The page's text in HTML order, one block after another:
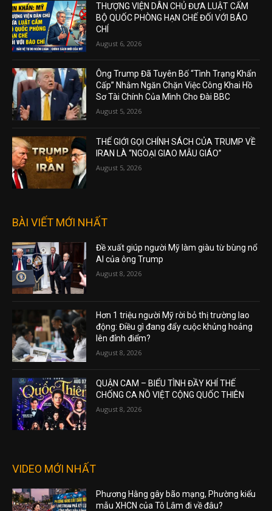
THƯỢNG VIỆN DÂN CHỦ ĐƯA LUẬT CẤM
BỘ QUỐC PHÒNG HẠN CHẾ ĐỐI VỚI BÁO
CHÍ
August 6, 2026
Ông Trump Đã Tuyên Bố “Tình Trạng Khẩn
Cấp” Nhằm Ngăn Chặn Việc Công Khai Hồ
Sơ Tài Chính Của Mình Cho Đài BBC
August 5, 2026
THẾ GIỚI GỌI CHÍNH SÁCH CỦA TRUMP VỀ
IRAN LÀ “NGOẠI GIAO MẪU GIÁO”
August 5, 2026
BÀI VIẾT MỚI NHẤT
Đề xuất giúp người Mỹ làm giàu từ bùng nổ
AI của ông Trump
August 8, 2026
Hơn 1 triệu người Mỹ rời bỏ thị trường lao
động: Điều gì đang đẩy cuộc khủng hoảng
lên đỉnh điểm?
August 8, 2026
QUẬN CAM – BIỂU TÌNH ĐẦY KHÍ THẾ
CHỐNG CA NÔ VIỆT CỘNG QUỐC THIÊN
August 8, 2026
VIDEO MỚI NHẤT
Phương Hằng gây bão mạng, Phường kiểu
mẫu XHCN của Tô Lâm đi về đâu?